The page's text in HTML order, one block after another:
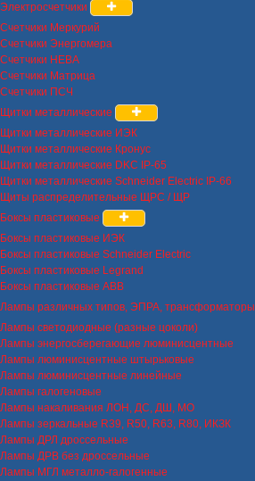
Электросчетчики
Счетчики Меркурий
Счетчики Энергомера
Счетчики НЕВА
Счетчики Матрица
Счетчики ПСЧ
Щитки металлические
Щитки металлические ИЭК
Щитки металлические Кронус
Щитки металлические DKC IP-65
Щитки металлические Schneider Electric IP-66
Щиты распределительные ЩРС / ЩР
Боксы пластиковые
Боксы пластиковые ИЭК
Боксы пластиковые Schneider Electric
Боксы пластиковые Legrand
Боксы пластиковые ABB
Лампы различных типов, ЭПРА, трансформаторы
Лампы светодиодные (разные цоколи)
Лампы энергосберегающие люминисцентные
Лампы люминисцентные штырьковые
Лампы люминисцентные линейные
Лампы галогеновые
Лампы накаливания ЛОН, ДС, ДШ, МО
Лампы зеркальные R39, R50, R63, R80, ИКЗК
Лампы ДРЛ дроссельные
Лампы ДРВ без дроссельные
Лампы МГЛ металло-галогенные